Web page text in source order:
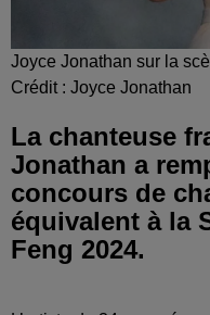
Joyce Jonathan sur la
Crédit : Joyce Jonathan
La chanteuse
Jonathan a
concours de
équivalent à la
Feng 2024.